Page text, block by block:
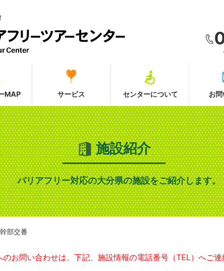
MAP サービス センターについて お
施設紹介
バリアフリー対応の大分県の施設をご紹介します。
部交番
お問い合わせは、下記、施設情報の電話番号（TEL）へご連